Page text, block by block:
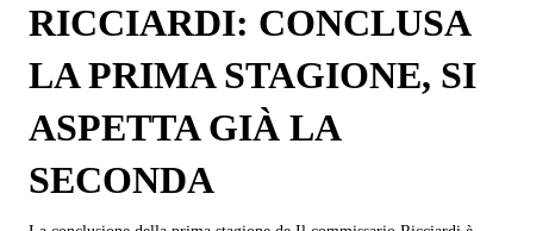
RICCIARDI: CONCLUSA
LA PRIMA STAGIONE, SI
ASPETTA GIÀ LA
SECONDA